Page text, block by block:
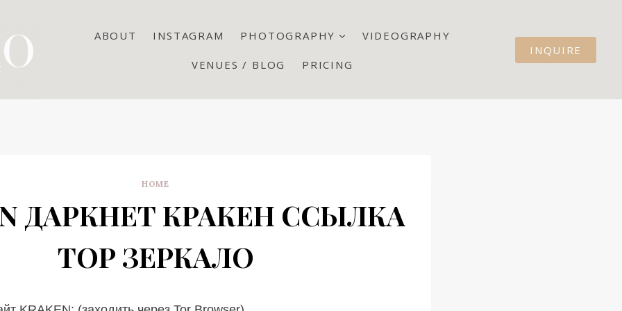
ABOUT INSTAGRAM PHOTOGRAPHY VIDEOGRAPHY
VENUES / BLOG PRICING
INQUIRE
HOME
ДАРКНЕТ КРАКЕН ССЫЛКА
ТОР ЗЕРКАЛО